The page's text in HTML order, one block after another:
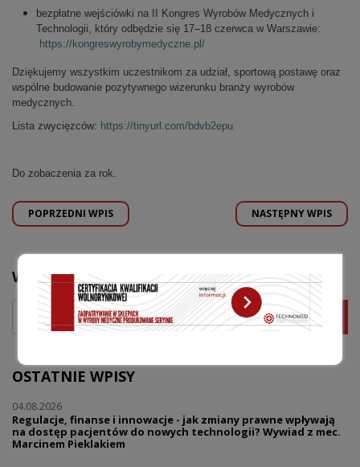
bezpłatne wejściówki na II Kongres Wyrobów Medycznych i
Technologii, który odbędzie się 17–18 czerwca w Warszawie:
https://kongreswyrobymedyczne.pl/
Dziękujemy wszystkim uczestnikom za udział, sportową postawę oraz
wspólne budowanie pozytywnego wizerunku branży wyrobów
medycznych.
Lista zwycięzców: https://tinyurl.com/bdvb2epu
Do zobaczenia za rok.
POPRZEDNI WPIS NASTĘPNY WPIS
WYSZUKAJ
OSTATNIE WPISY
04.08.2026
Regulacje, finanse i innowacje - jak zmiany prawne wpływają
na dostęp pacjentów do nowych technologii? Wywiad z mec.
Marcinem Pieklakiem